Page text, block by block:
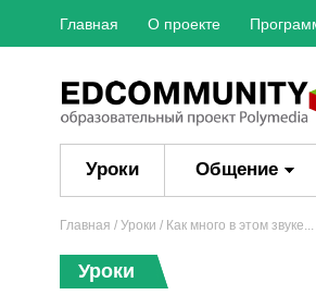
Главная О проекте
Уроки Общение
Главная / Уроки / Как много в этом звуке...
Уроки